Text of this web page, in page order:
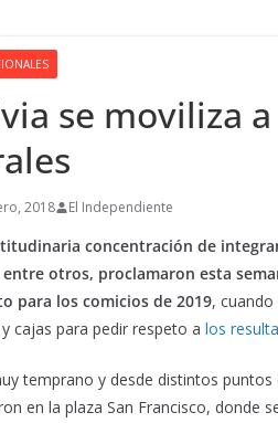
se moviliza
2018 El Independiente
concentración de
entre otros, proclamaron esta
para los comicios de 2019,
cajas para pedir respeto a los
temprano y desde distintos
en la plaza San Francisco, donde